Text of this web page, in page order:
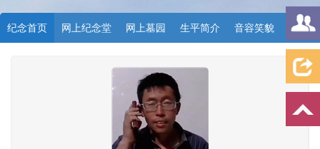
纪念首页 网上纪念堂 网上墓园 生平简介 音容笑貌